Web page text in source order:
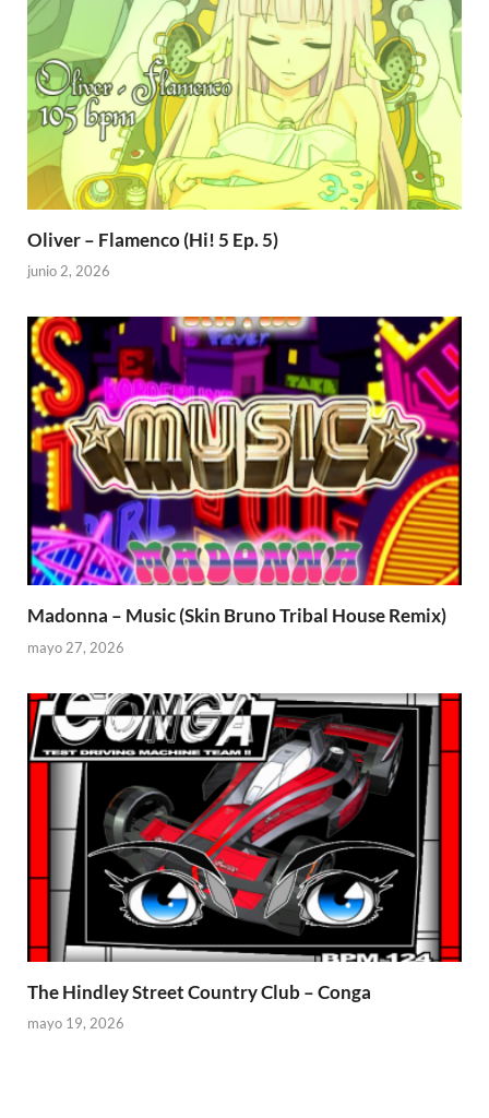
Oliver – Flamenco (Hi! 5 Ep. 5)
junio 2, 2026
Madonna – Music (Skin Bruno Tribal House Remix)
mayo 27, 2026
The Hindley Street Country Club – Conga
mayo 19, 2026